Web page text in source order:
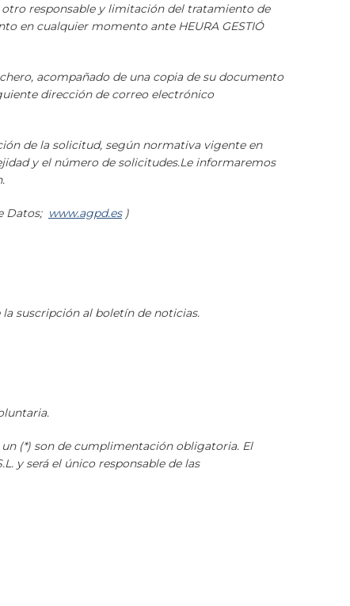
responsable y limitación del tratamiento de
en cualquier momento ante HEURA GESTIÓ
acompañado de una copia de su documento
dirección de correo electrónico
de la solicitud, según normativa vigente en
y el número de solicitudes.Le informaremos
Datos; www.agpd.es)
suscripción al boletín de noticias.
(*) son de cumplimentación obligatoria. El
y será el único responsable de las